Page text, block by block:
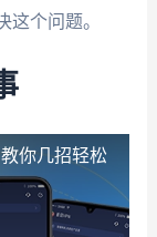
个问题。
你几招轻松